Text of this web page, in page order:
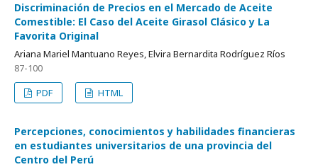
Discriminación de Precios en el Mercado de Aceite
Comestible: El Caso del Aceite Girasol Clásico y La
Favorita Original
Ariana Mariel Mantuano Reyes, Elvira Bernardita Rodríguez Ríos
87-100
PDF
HTML
Percepciones, conocimientos y habilidades financieras
en estudiantes universitarios de una provincia del
Centro del Perú